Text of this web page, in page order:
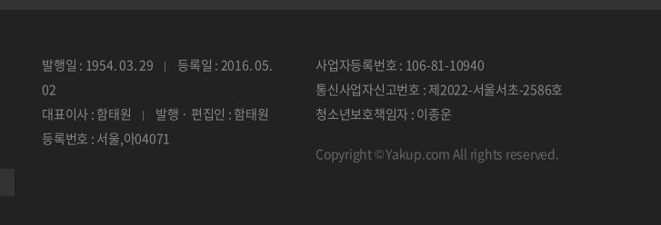
발행일 : 1954. 03. 29
등록일 : 2016. 05.
02
대표이사 : 함태원
발행 · 편집인 : 함태원
등록번호 : 서울,아04071
사업자등록번호 : 106-81-10940
통신사업자신고번호 : 제2022-서울서초-2586호
청소년보호책임자 : 이종운
Copyright © Yakup.com All rights reserved.